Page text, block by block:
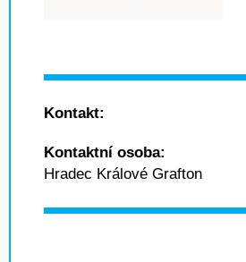
Kontakt:
Kontaktní osoba:
Hradec Králové Grafton